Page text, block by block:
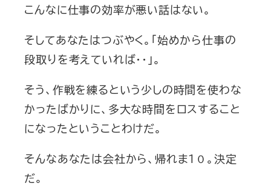
こんなに仕事の効率が悪い話はない。
そしてあなたはつぶやく。「始めから仕事の
段取りを考えていれば・・」。
そう、作戦を練るという少しの時間を使わな
かったばかりに、多大な時間をロスすること
になったということわけだ。
そんなあなたは会社から、帰れま１０。決定
だ。